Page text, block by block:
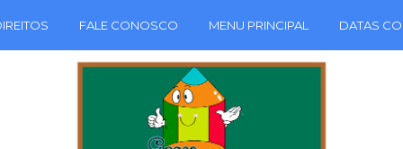
FALE CONOSCO MENU PRINCIPAL DATAS